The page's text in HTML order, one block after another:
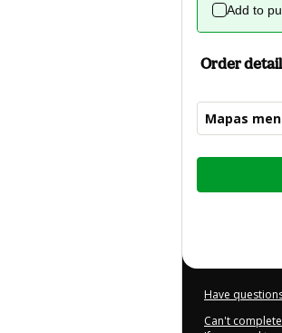
Add to
Order
Mapas
Total
Have
Can't